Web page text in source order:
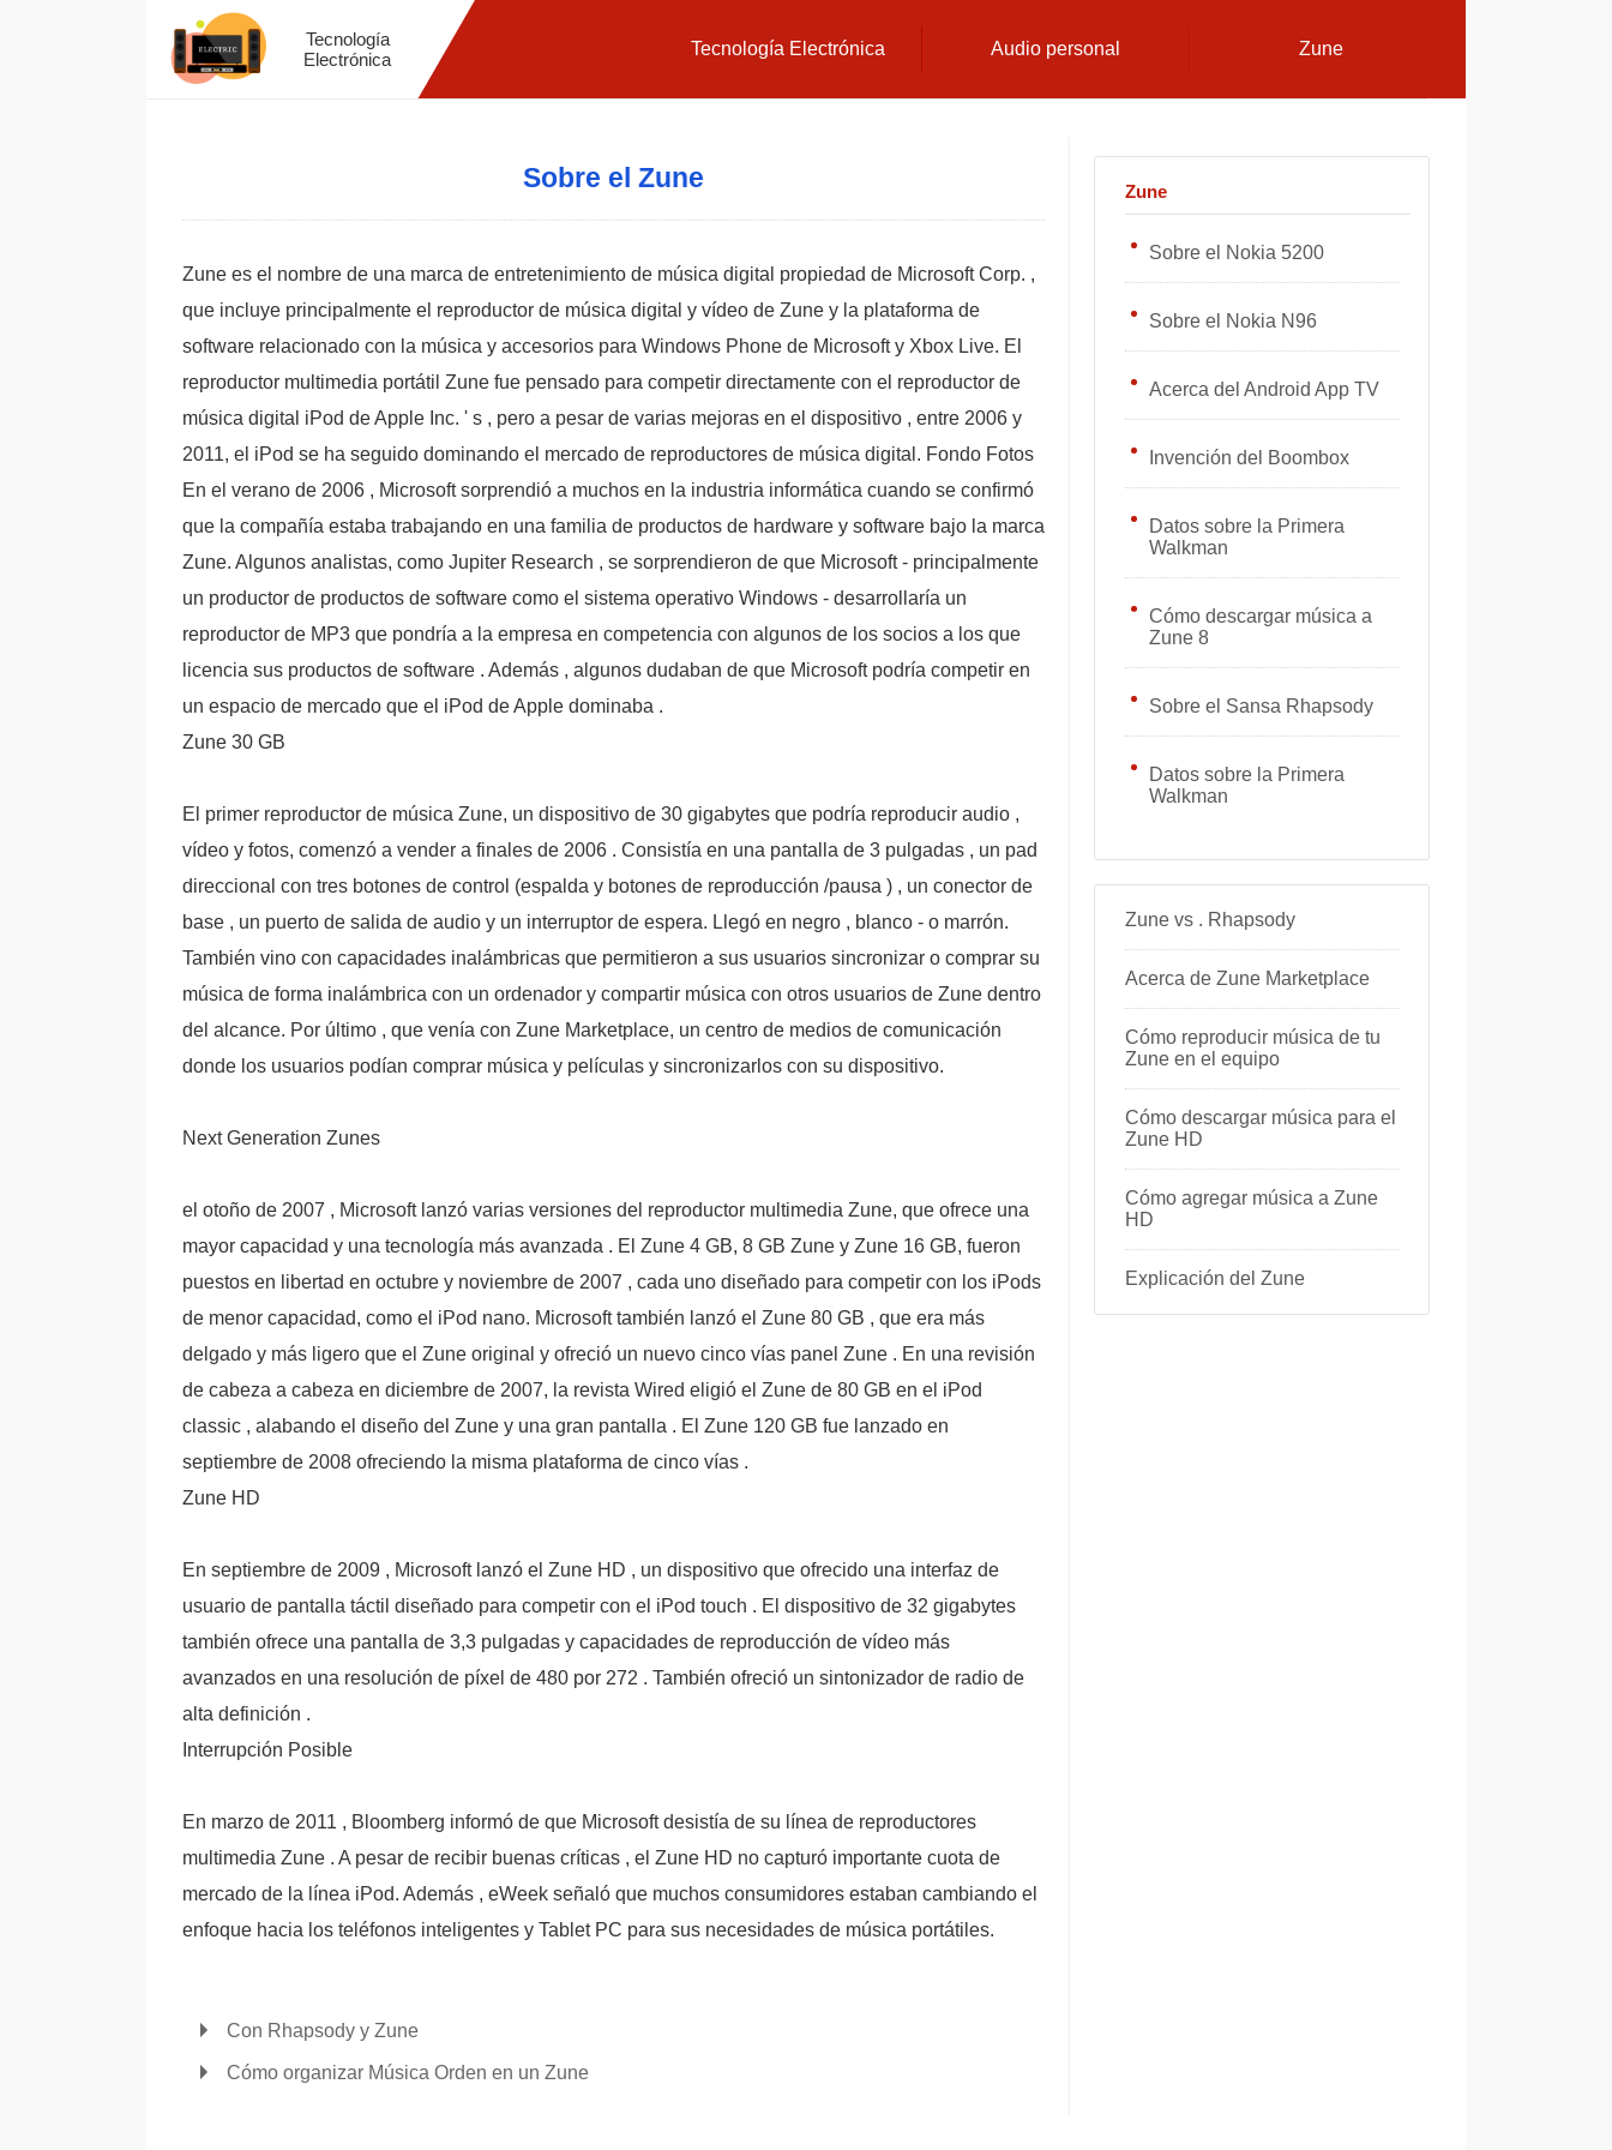
Tecnología
Electrónica
Tecnología Electrónica Audio personal Zune
Sobre el Zune
Zune es el nombre de una marca de entretenimiento de música digital propiedad de Microsoft Corp. ,
que incluye principalmente el reproductor de música digital y vídeo de Zune y la plataforma de
software relacionado con la música y accesorios para Windows Phone de Microsoft y Xbox Live. El
reproductor multimedia portátil Zune fue pensado para competir directamente con el reproductor de
música digital iPod de Apple Inc. ' s , pero a pesar de varias mejoras en el dispositivo , entre 2006 y
2011, el iPod se ha seguido dominando el mercado de reproductores de música digital. Fondo Fotos
En el verano de 2006 , Microsoft sorprendió a muchos en la industria informática cuando se confirmó
que la compañía estaba trabajando en una familia de productos de hardware y software bajo la marca
Zune. Algunos analistas, como Jupiter Research , se sorprendieron de que Microsoft - principalmente
un productor de productos de software como el sistema operativo Windows - desarrollaría un
reproductor de MP3 que pondría a la empresa en competencia con algunos de los socios a los que
licencia sus productos de software . Además , algunos dudaban de que Microsoft podría competir en
un espacio de mercado que el iPod de Apple dominaba .
Zune 30 GB
El primer reproductor de música Zune, un dispositivo de 30 gigabytes que podría reproducir audio ,
vídeo y fotos, comenzó a vender a finales de 2006 . Consistía en una pantalla de 3 pulgadas , un pad
direccional con tres botones de control (espalda y botones de reproducción /pausa ) , un conector de
base , un puerto de salida de audio y un interruptor de espera. Llegó en negro , blanco - o marrón.
También vino con capacidades inalámbricas que permitieron a sus usuarios sincronizar o comprar su
música de forma inalámbrica con un ordenador y compartir música con otros usuarios de Zune dentro
del alcance. Por último , que venía con Zune Marketplace, un centro de medios de comunicación
donde los usuarios podían comprar música y películas y sincronizarlos con su dispositivo.
Next Generation Zunes
el otoño de 2007 , Microsoft lanzó varias versiones del reproductor multimedia Zune, que ofrece una
mayor capacidad y una tecnología más avanzada . El Zune 4 GB, 8 GB Zune y Zune 16 GB, fueron
puestos en libertad en octubre y noviembre de 2007 , cada uno diseñado para competir con los iPods
de menor capacidad, como el iPod nano. Microsoft también lanzó el Zune 80 GB , que era más
delgado y más ligero que el Zune original y ofreció un nuevo cinco vías panel Zune . En una revisión
de cabeza a cabeza en diciembre de 2007, la revista Wired eligió el Zune de 80 GB en el iPod
classic , alabando el diseño del Zune y una gran pantalla . El Zune 120 GB fue lanzado en
septiembre de 2008 ofreciendo la misma plataforma de cinco vías .
Zune HD
En septiembre de 2009 , Microsoft lanzó el Zune HD , un dispositivo que ofrecido una interfaz de
usuario de pantalla táctil diseñado para competir con el iPod touch . El dispositivo de 32 gigabytes
también ofrece una pantalla de 3,3 pulgadas y capacidades de reproducción de vídeo más
avanzados en una resolución de píxel de 480 por 272 . También ofreció un sintonizador de radio de
alta definición .
Interrupción Posible
En marzo de 2011 , Bloomberg informó de que Microsoft desistía de su línea de reproductores
multimedia Zune . A pesar de recibir buenas críticas , el Zune HD no capturó importante cuota de
mercado de la línea iPod. Además , eWeek señaló que muchos consumidores estaban cambiando el
enfoque hacia los teléfonos inteligentes y Tablet PC para sus necesidades de música portátiles.
Con Rhapsody y Zune
Cómo organizar Música Orden en un Zune
Zune
Sobre el Nokia 5200
Sobre el Nokia N96
Acerca del Android App TV
Invención del Boombox
Datos sobre la Primera
Walkman
Cómo descargar música a
Zune 8
Sobre el Sansa Rhapsody
Datos sobre la Primera
Walkman
Zune vs . Rhapsody
Acerca de Zune Marketplace
Cómo reproducir música de tu
Zune en el equipo
Cómo descargar música para el
Zune HD
Cómo agregar música a Zune
HD
Explicación del Zune